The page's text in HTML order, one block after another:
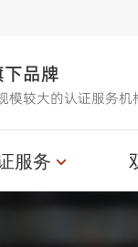
品牌
模较大的认证服务机
服务